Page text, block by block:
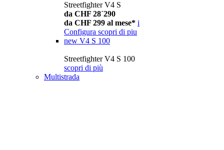
Streetfighter V4 S
da CHF 28´290
da CHF 299 al mese* i
Configura scopri di piu
new V4 S 100
Streetfighter V4 S 100
scopri di più
Multistrada